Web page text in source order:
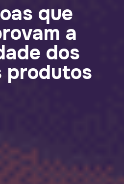
que
a
dos
produtos